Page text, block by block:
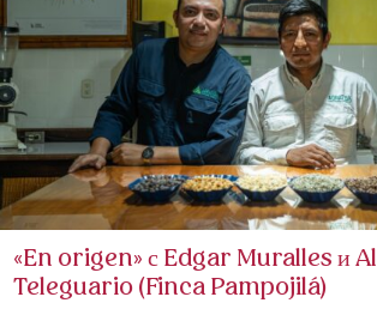
«En origen» с Edgar Muralles и
Teleguario (Finca Pampojilá)